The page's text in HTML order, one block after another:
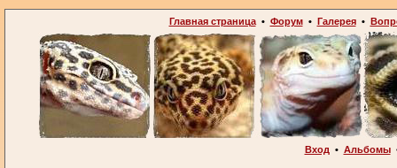
Главная страница• Форум• Галерея•
Вход • Альбомы